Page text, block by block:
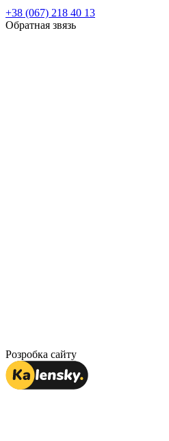
+38 (067) 218 40 13
Обратная звязь
Розробка сайту